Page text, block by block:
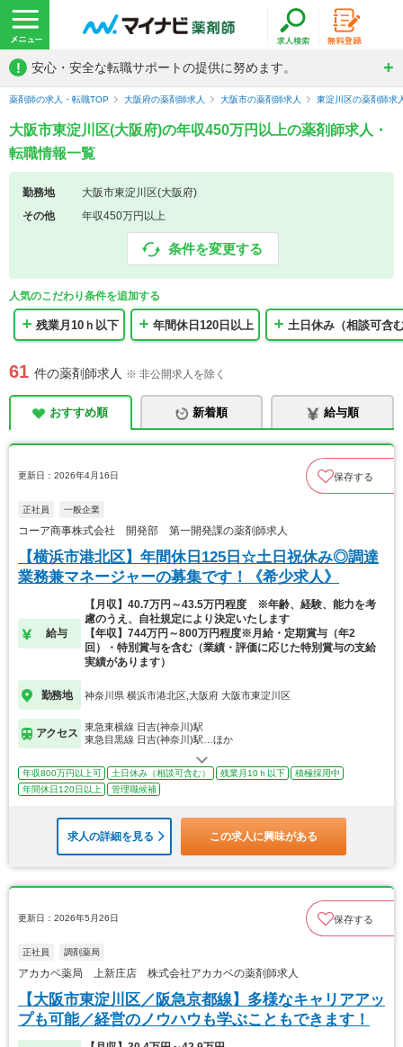
! 安心・安全な転職サポートの提供に努めます。
薬剤師の求人・転職TOP 大阪府の薬剤師求人 大阪市の薬剤師求人 東淀川区の薬剤師求
大阪市東淀川区(大阪府)の年収450万円以上の薬剤師求人・
転職情報一覧
勤務地
大阪市東淀川区(大阪府)
その他
年収450万円以上
条件を変更する
人気のこだわり条件を追加する
残業月10ｈ以下 年間休日120日以上 土日休み（相談可含
61 件の薬剤師求人 ※ 非公開求人を除く
おすすめ順 新着順 給与順
更新日：2026年4月16日 保存する
正社員 一般企業
コーア商事株式会社 開発部 第一開発課の薬剤師求人
【横浜市港北区】年間休日125日☆土日祝休み◎調達
業務兼マネージャーの募集です！《希少求人》
給与
【月収】40.7万円～43.5万円程度 ※年齢、経験、能力を考
慮のうえ、自社規定により決定いたします
【年収】744万円～800万円程度※月給・定期賞与（年2
回）・特別賞与を含む（業績・評価に応じた特別賞与の支給
実績があります）
勤務地 神奈川県 横浜市港北区,大阪府 大阪市東淀川区
アクセス
東急東横線 日吉(神奈川)駅
東急目黒線 日吉(神奈川)駅…ほか
年収800万円以上可 土日休み（相談可含む） 残業月10ｈ以下
積極採用中
年間休日120日以上
管理職候補
求人の詳細を見る この求人に興味がある
更新日：2026年5月26日 保存する
正社員 調剤薬局
アカカベ薬局 上新庄店 株式会社アカカベの薬剤師求人
【大阪市東淀川区／阪急京都線】多様なキャリアアッ
プも可能／経営のノウハウも学ぶこともできます！